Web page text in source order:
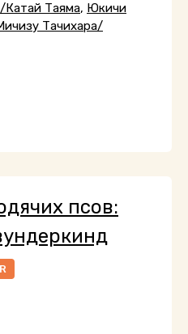
Катай Таяма, Юкичи
Тачихара/
псов:
R